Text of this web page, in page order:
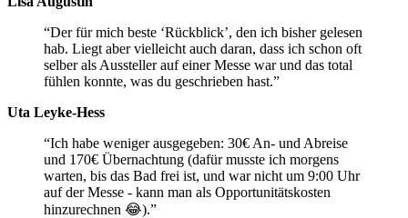
“Der für mich beste ‘Rückblick’, den ich bisher gelesen
hab. Liegt aber vielleicht auch daran, dass ich schon oft
selber als Aussteller auf einer Messe war und das total
fühlen konnte, was du geschrieben hast.”
Uta Leyke-Hess
“Ich habe weniger ausgegeben: 30€ An- und Abreise
und 170€ Übernachtung (dafür musste ich morgens
warten, bis das Bad frei ist, und war nicht um 9:00 Uhr
auf der Messe - kann man als Opportunitätskosten
hinzurechnen 😂).”